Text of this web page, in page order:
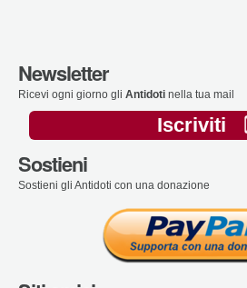
Newsletter
Ricevi ogni giorno gli Antidoti nella tua mail
Iscriviti
Sostieni
Sostieni gli Antidoti con una donazione